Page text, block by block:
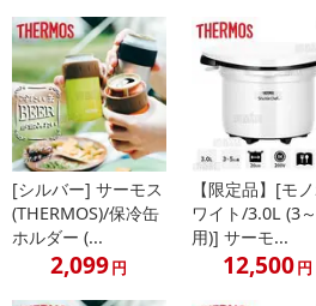
※本商品は沖縄・離島へのお届けはで
い。
※画像はイメージです。
※お届けの商品は【[ライトグレー/
空断熱カップ (保温・保冷/食洗器対応)/
[シルバー] サーモス
(THERMOS)/保冷缶
ホルダー (...
2,099円
【限定品】[モ
ワイト/3.0L (3
用)] サーモ...
12,500円